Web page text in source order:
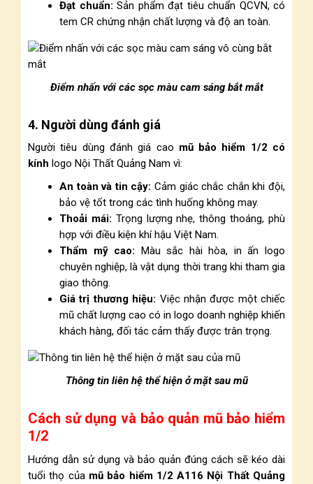
Đạt chuẩn: Sản phẩm đạt tiêu chuẩn QCVN, có
tem CR chứng nhận chất lượng và độ an toàn.
Điểm nhấn với các sọc màu cam sáng bắt mắt
4. Người dùng đánh giá
Người tiêu dùng đánh giá cao mũ bảo hiểm 1/2 có
kính logo Nội Thất Quảng Nam vì:
An toàn và tin cậy: Cảm giác chắc chắn khi đội,
bảo vệ tốt trong các tình huống không may.
Thoải mái: Trọng lượng nhẹ, thông thoáng, phù
hợp với điều kiện khí hậu Việt Nam.
Thẩm mỹ cao: Màu sắc hài hòa, in ấn logo
chuyên nghiệp, là vật dụng thời trang khi tham gia
giao thông.
Giá trị thương hiệu: Việc nhận được một chiếc
mũ chất lượng cao có in logo doanh nghiệp khiến
khách hàng, đối tác cảm thấy được trân trọng.
Thông tin liên hệ thể hiện ở mặt sau mũ
Cách sử dụng và bảo quản mũ bảo hiểm
1/2
Hướng dẫn sử dụng và bảo quản đúng cách sẽ kéo dài
tuổi thọ của mũ bảo hiểm 1/2 A116 Nội Thất Quảng